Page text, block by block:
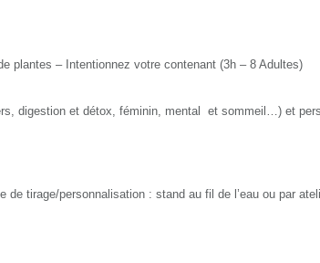
plantes– Intentionnez votre contenant (3h – 8 Adultes)
digestion et détox, féminin, mental et sommeil…) et
de tirage/personnalisation:stand au fil de l’eau ou par